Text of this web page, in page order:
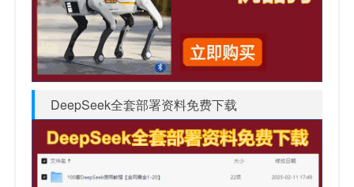
DeepSeek全套部署资料免费下载